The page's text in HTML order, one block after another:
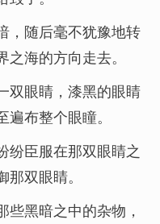
，随后毫不犹豫地转
海的方向走去。
双眼睛，漆黑的眼睛
布整个眼瞳。
纷臣服在那双眼睛之
双眼睛。
黑暗之中的杂物，